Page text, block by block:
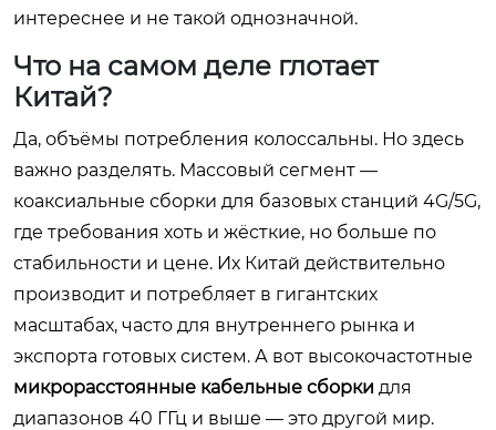
интереснее и не такой однозначной.
Что на самом деле глотает
Китай?
Да, объёмы потребления колоссальны. Но здесь
важно разделять. Массовый сегмент —
коаксиальные сборки для базовых станций 4G/5G,
где требования хоть и жёсткие, но больше по
стабильности и цене. Их Китай действительно
производит и потребляет в гигантских
масштабах, часто для внутреннего рынка и
экспорта готовых систем. А вот высокочастотные
микрорасстоянные кабельные сборки для
диапазонов 40 ГГц и выше — это другой мир.